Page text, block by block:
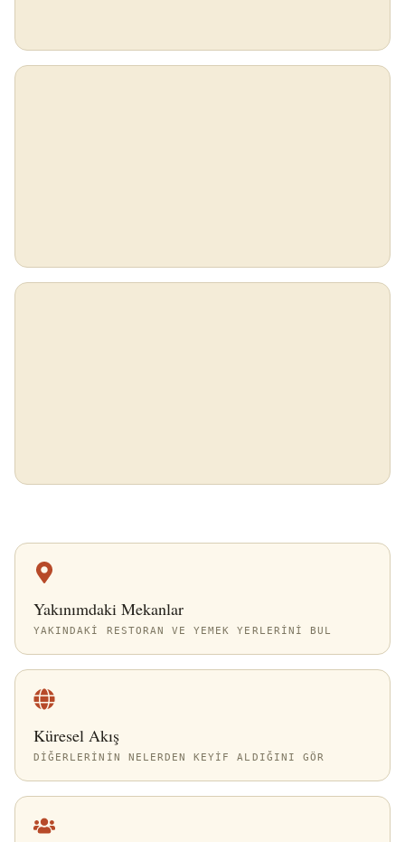
Yakınımdaki Mekanlar
YAKINDAKI RESTORAN VE YEMEK YERLERINI BUL
Küresel Akış
DIĞERLERININ NELERDEN KEYIF ALDIĞINI GÖR